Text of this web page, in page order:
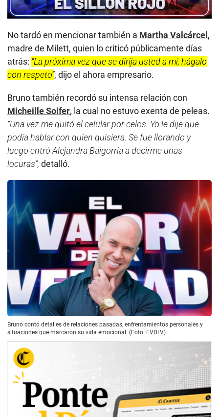
No tardó en mencionar también a Martha Valcárcel,
madre de Milett, quien lo criticó públicamente días
atrás: “La próxima vez que se dirija usted a mí, hágalo
con respeto”, dijo el ahora empresario.
Bruno también recordó su intensa relación con
Micheille Soifer, la cual no estuvo exenta de peleas.
“Una vez me quitó el celular por celos. Yo le dije que
podía hablar con quien quisiera. Se fue llorando y
luego entró Alejandra Baigorria a decirme unas
locuras”, detalló.
Bruno contó detalles de relaciones pasadas, enfrentamientos personales y
situaciones que marcaron su vida emocional. (Foto: EVDLV)